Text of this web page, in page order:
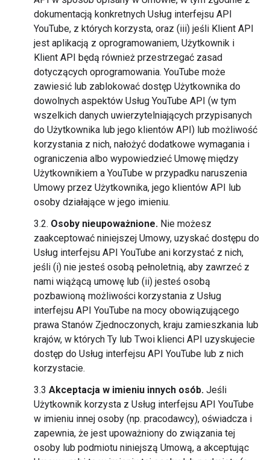
dokumentacją konkretnych Usług interfejsu API
YouTube, z których korzysta, oraz (iii) jeśli Klient API
jest aplikacją z oprogramowaniem, Użytkownik i
Klient API będą również przestrzegać zasad
dotyczących oprogramowania. YouTube może
zawiesić lub zablokować dostęp Użytkownika do
dowolnych aspektów Usług YouTube API (w tym
wszelkich danych uwierzytelniających przypisanych
do Użytkownika lub jego klientów API) lub możliwość
korzystania z nich, nałożyć dodatkowe wymagania i
ograniczenia albo wypowiedzieć Umowę między
Użytkownikiem a YouTube w przypadku naruszenia
Umowy przez Użytkownika, jego klientów API lub
osoby działające w jego imieniu.
3.2. Osoby nieupoważnione. Nie możesz
zaakceptować niniejszej Umowy, uzyskać dostępu do
Usług interfejsu API YouTube ani korzystać z nich,
jeśli (i) nie jesteś osobą pełnoletnią, aby zawrzeć z
nami wiążącą umowę lub (ii) jesteś osobą
pozbawioną możliwości korzystania z Usług
interfejsu API YouTube na mocy obowiązującego
prawa Stanów Zjednoczonych, kraju zamieszkania lub
krajów, w których Ty lub Twoi klienci API uzyskujecie
dostęp do Usług interfejsu API YouTube lub z nich
korzystacie.
3.3 Akceptacja w imieniu innych osób. Jeśli
Użytkownik korzysta z Usług interfejsu API YouTube
w imieniu innej osoby (np. pracodawcy), oświadcza i
zapewnia, że jest upoważniony do związania tej
osoby lub podmiotu niniejszą Umową, a akceptując